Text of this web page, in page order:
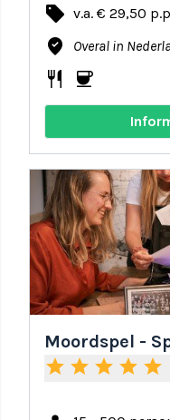
local_offer v.a. € 29,50
where_to_vote Overal in
restaurant coffee
Moordspel -
star star star star star